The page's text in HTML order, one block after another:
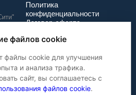
17
Политика
конфиденциальности
Договор-оферта
Сборка
Дизайнерам
файлов cookie
файлы cookie для улучшения
и анализа трафика.
сайт, вы соглашаетесь с
файлов cookie.